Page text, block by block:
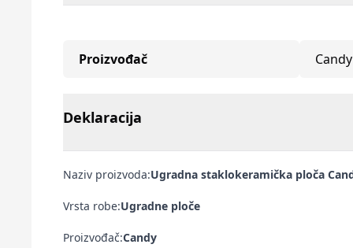
Proizvođač Candy
Deklaracija
Naziv proizvoda:Ugradna staklokeramička ploča
Vrsta robe:Ugradne ploče
Proizvođač:Candy